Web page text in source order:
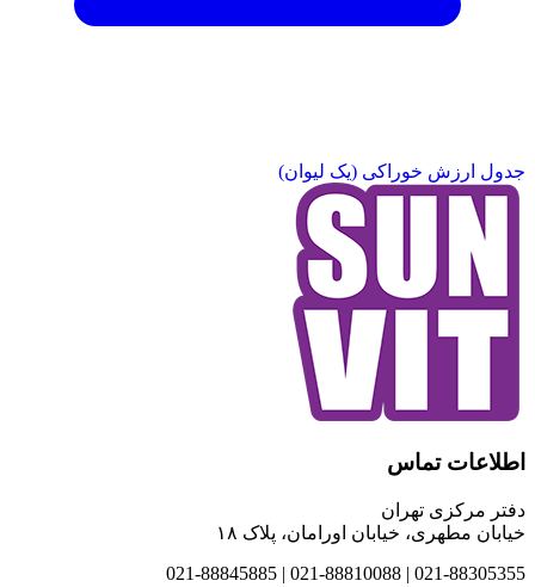
جدول ارزش خوراکی (یک لیوان)
اطلاعات تماس
دفتر مرکزی تهران
خیابان مطهری، خیابان اورامان، پلاک ۱۸
021-88305355 | 021-88810088 | 021-88845885